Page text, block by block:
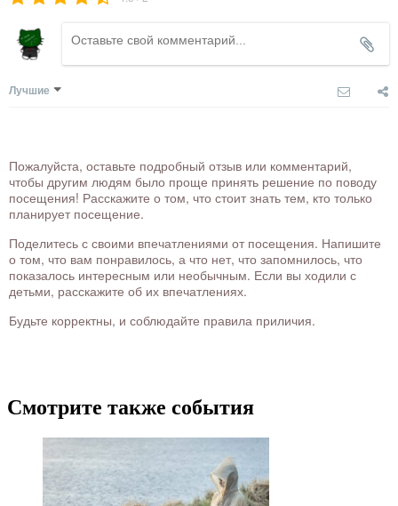
Лучшие
Пожалуйста, оставьте подробный отзыв или комментарий,
чтобы другим людям было проще принять решение по поводу
посещения! Расскажите о том, что стоит знать тем, кто только
планирует посещение.
Поделитесь с своими впечатлениями от посещения. Напишите
о том, что вам понравилось, а что нет, что запомнилось, что
показалось интересным или необычным. Если вы ходили с
детьми, расскажите об их впечатлениях.
Будьте корректны, и соблюдайте правила приличия.
Смотрите также события